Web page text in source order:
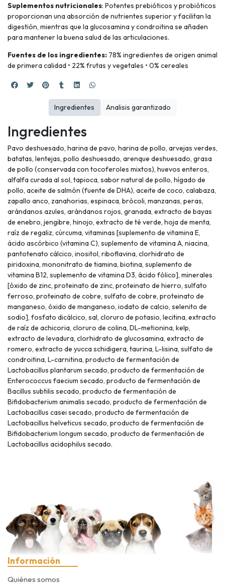
Suplementos nutricionales: Potentes prebióticos y probióticos
proporcionan una absorción de nutrientes superior y facilitan la
digestión, mientras que la glucosamina y condroitina se añaden
para mantener la buena salud de las articulaciones.
Fuentes de los ingredientes: 78% ingredientes de origen animal
de primera calidad • 22% frutas y vegetales • 0% cereales
Ingredientes
Pavo deshuesado, harina de pavo, harina de pollo, arvejas verdes,
batatas, lentejas, pollo deshuesado, arenque deshuesado, grasa
de pollo (conservada con tocoferoles mixtos), huevos enteros,
alfalfa curada al sol, tapioca, sabor natural de pollo, hígado de
pollo, aceite de salmón (fuente de DHA), aceite de coco, calabaza,
zapallo anco, zanahorias, espinaca, brócoli, manzanas, peras,
arándanos azules, arándanos rojos, granada, extracto de bayas
de enebro, jengibre, hinojo, extracto de té verde, hoja de menta,
raíz de regaliz, cúrcuma, vitaminas [suplemento de vitamina E,
ácido ascórbico (vitamina C), suplemento de vitamina A, niacina,
pantotenato cálcico, inositol, riboflavina, clorhidrato de
piridoxina, mononitrato de tiamina, biotina, suplemento de
vitamina B12, suplemento de vitamina D3, ácido fólico], minerales
[óxido de zinc, proteinato de zinc, proteinato de hierro, sulfato
ferroso, proteinato de cobre, sulfato de cobre, proteinato de
manganeso, óxido de manganeso, iodato de calcio, selenito de
sodio], fosfato dicálcico, sal, cloruro de potasio, lecitina, extracto
de raíz de achicoria, cloruro de colina, DL-metionina, kelp,
extracto de levadura, clorhidrato de glucosamina, extracto de
romero, extracto de yucca schidigera, taurina, L-lisina, sulfato de
condroitina, L-carnitina, producto de fermentación de
Lactobacillus plantarum secado, producto de fermentación de
Enterococcus faecium secado, producto de fermentación de
Bacillus subtilis secado, producto de fermentación de
Bifidobacterium animalis secado, producto de fermentación de
Lactobacillus casei secado, producto de fermentación de
Lactobacillus helveticus secado, producto de fermentación de
Bifidobacterium longum secado, producto de fermentación de
Lactobacillus acidophilus secado.
Ingredientes Analisis garantizado
Información
Quiénes somos